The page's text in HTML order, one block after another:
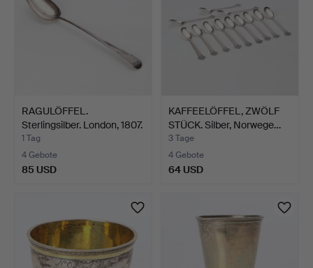
RAGULÖFFEL.
Sterlingsilber. London, 1807.
…
1 Tag
4 Gebote
85 USD
KAFFEELÖFFEL, ZWÖLF
STÜCK. Silber, Norwege…
3 Tage
4 Gebote
64 USD